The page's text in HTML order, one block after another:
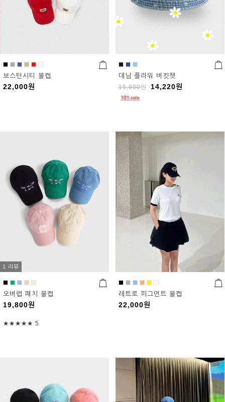
보스턴시티 볼캡
22,000원
데님 플라워 버킷햇
15,800원 14,220원
1 리뷰
오버랩 패치 볼캡
19,800원
★★★★★ 5
레트로 피그먼트 볼캡
22,000원